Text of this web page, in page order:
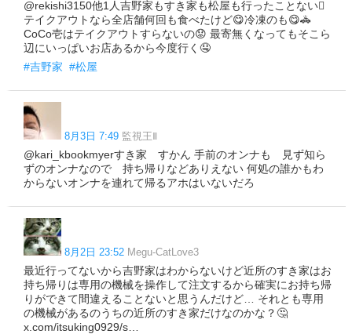
@rekishi3150他1人吉野家もすき家も松屋も行ったことない🫪
テイクアウトなら全店舗何回も食べたけど😋冷凍のも😋🚓
CoCo壱はテイクアウトすらないの😟 最寄無くなってもそこら
辺にいっぱいお店あるから今度行く🤤
#吉野家 #松屋
8月3日 7:49 監視王Ⅱ
@kari_kbookmyerすき家 すかん 手前のオンナも 見ず知ら
ずのオンナなので 持ち帰りなどありえない 何処の誰かもわ
からないオンナを連れて帰るアホはいないだろ
8月2日 23:52 Megu-CatLove3
最近行ってないから吉野家はわからないけど近所のすき家はお
持ち帰りは専用の機械を操作して注文するから確実にお持ち帰
りができて間違えることないと思うんだけど… それとも専用
の機械があるのうちの近所のすき家だけなのかな？🤔
x.com/itsuking0929/s…